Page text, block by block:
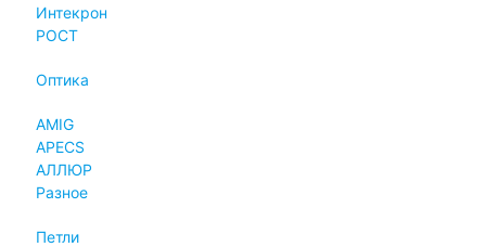
Интекрон
РОСТ
Оптика
AMIG
APECS
АЛЛЮР
Разное
Петли